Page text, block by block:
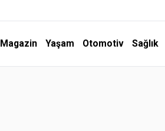
Magazin Yaşam Otomotiv Sağlık